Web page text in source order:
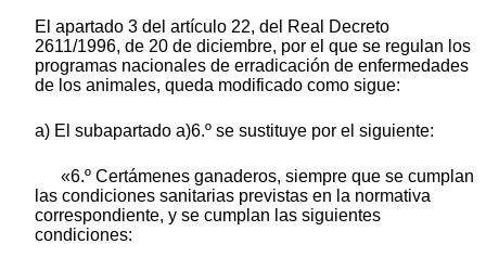
El apartado 3 del artículo 22, del Real Decreto
2611/1996, de 20 de diciembre, por el que se regulan los
programas nacionales de erradicación de enfermedades
de los animales, queda modificado como sigue:
a) El subapartado a)6.º se sustituye por el siguiente:
«6.º Certámenes ganaderos, siempre que se cumplan
las condiciones sanitarias previstas en la normativa
correspondiente, y se cumplan las siguientes
condiciones: